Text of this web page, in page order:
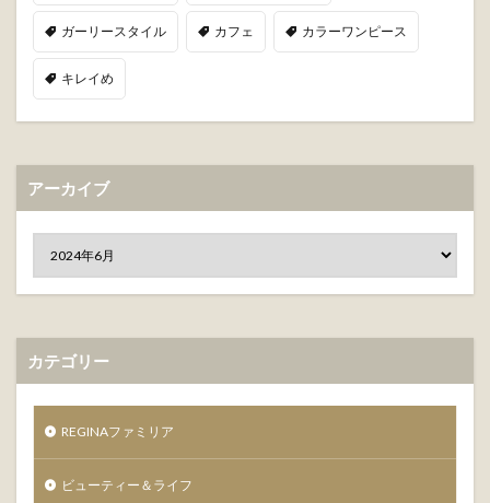
ガーリースタイル カフェ カラーワンピース
キレイめ
アーカイブ
カテゴリー
REGINAファミリア
ビューティー＆ライフ